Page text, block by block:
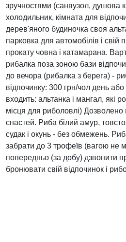
зручностями (санвузол, душова
холодильник, кімната для
дерев'яного будиночка своя
парковка для автомобілів і
прокату човна і катамарана.
рибалка поза зоною бази
до вечора (рибалка з берега) -
відпочинку: 300 грн/чол день або
входить: альтанка і мангал, які
місця для риболовлі) Дозволено
снастей. Риба білий амур,
судак і окунь - без обмежень.
забрати до 3 трофеїв (вагою не
попередньо (за добу) дзвонити
бронювати свій відпочинок і